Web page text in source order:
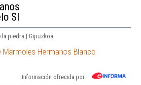
Sl
piedra | Gipuzkoa
Hermanos Blanco
Información ofrecida por